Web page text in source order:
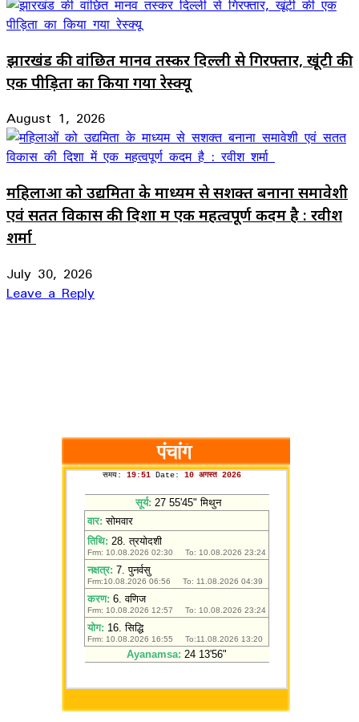
झारखंड की वांछित मानव तस्कर दिल्ली से गिरफ्तार, खूंटी की
एक पीड़िता का किया गया रेस्क्यू
August 1, 2026
महिलाओं को उद्यमिता के माध्यम से सशक्त बनाना समावेशी
एवं सतत विकास की दिशा में एक महत्वपूर्ण कदम है : रवीश
शर्मा
July 30, 2026
Leave a Reply